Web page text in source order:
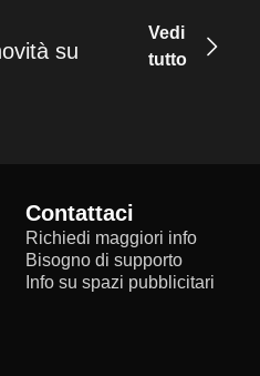
su
Vedi
tutto
Contattaci
Richiedi maggiori info
Bisogno di supporto
Info su spazi pubblicitari